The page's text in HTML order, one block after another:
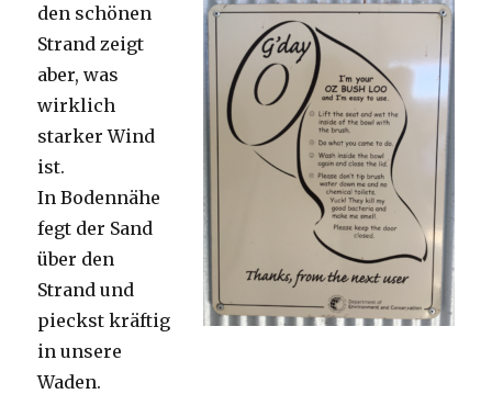
den schönen
Strand zeigt
aber, was
wirklich
starker Wind
ist.
In Bodennähe
fegt der Sand
über den
Strand und
pieckst kräftig
in unsere
Waden.